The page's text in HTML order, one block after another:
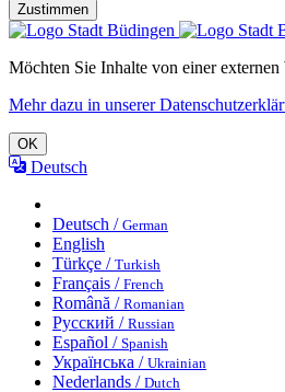
Zustimmen
Möchten Sie Inhalte von einer externen
Mehr dazu in unserer
OK
Deutsch
Deutsch / German
English
Türkçe / Turkish
Français / French
Română / Romanian
Русский / Russian
Español / Spanish
Українська / Ukrainian
Nederlands / Dutch